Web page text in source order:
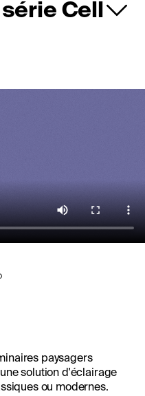
Cell
paysagers
solution d'éclairage
ou modernes.